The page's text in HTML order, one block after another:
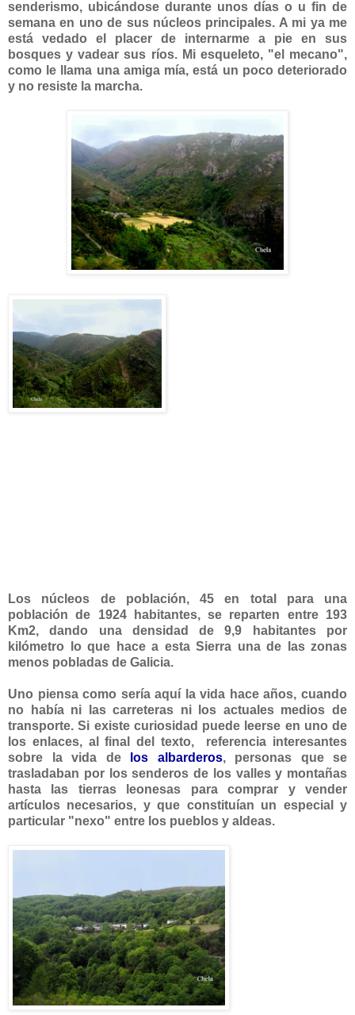
senderismo, ubicándose durante unos días o u fin de
semana en uno de sus núcleos principales. A mi ya me
está vedado el placer de internarme a pie en sus
bosques y vadear sus ríos. Mi esqueleto, "el mecano",
como le llama una amiga mía, está un poco deteriorado
y no resiste la marcha.
Los núcleos de población, 45 en total para una
población de 1924 habitantes, se reparten entre 193
Km2, dando una densidad de 9,9 habitantes por
kilómetro lo que hace a esta Sierra una de las zonas
menos pobladas de Galicia.
Uno piensa como sería aquí la vida hace años, cuando
no había ni las carreteras ni los actuales medios de
transporte. Si existe curiosidad puede leerse en uno de
los enlaces, al final del texto, referencia interesantes
sobre la vida de
los albarderos, personas que se
trasladaban por los senderos de los valles y montañas
hasta las tierras leonesas para comprar y vender
artículos necesarios, y que constituían un especial y
particular "nexo" entre los pueblos y aldeas.